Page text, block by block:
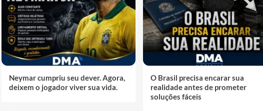
Neymar cumpriu seu dever. Agora,
deixem o jogador viver sua vida.
O Brasil precisa encarar sua
realidade antes de prometer
soluções fáceis